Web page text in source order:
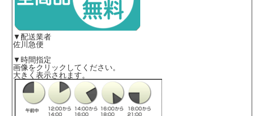
▼配送業者
佐川急便
▼時間指定
画像をクリックしてください。
大きく表示されます。